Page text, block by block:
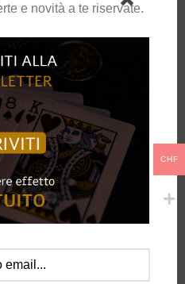
super facile da fare, strappata e
cosa prima.
firmato da 4 persone diverse e
mano, qualsiasi carta di corte
in quattro quarti. Lo
mescolarli.
CHF
e novità a te riservate.